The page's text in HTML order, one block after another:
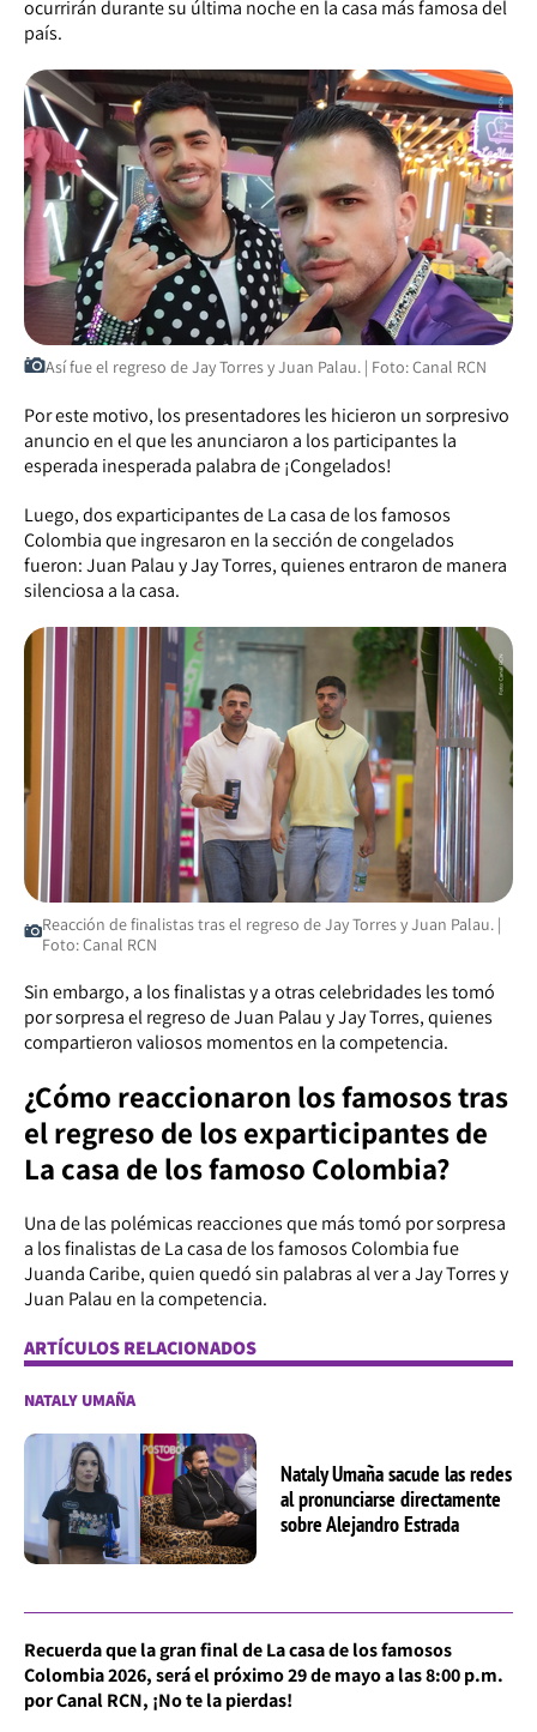
ocurrirán durante su última noche en la casa más famosa del
país.
Así fue el regreso de Jay Torres y Juan Palau. | Foto: Canal RCN
Por este motivo, los presentadores les hicieron un sorpresivo
anuncio en el que les anunciaron a los participantes la
esperada inesperada palabra de ¡Congelados!
Luego, dos exparticipantes de La casa de los famosos
Colombia que ingresaron en la sección de congelados
fueron: Juan Palau y Jay Torres, quienes entraron de manera
silenciosa a la casa.
Reacción de finalistas tras el regreso de Jay Torres y Juan Palau. |
Foto: Canal RCN
Sin embargo, a los finalistas y a otras celebridades les tomó
por sorpresa el regreso de Juan Palau y Jay Torres, quienes
compartieron valiosos momentos en la competencia.
¿Cómo reaccionaron los famosos tras
el regreso de los exparticipantes de
La casa de los famoso Colombia?
Una de las polémicas reacciones que más tomó por sorpresa
a los finalistas de La casa de los famosos Colombia fue
Juanda Caribe, quien quedó sin palabras al ver a Jay Torres y
Juan Palau en la competencia.
ARTÍCULOS RELACIONADOS
NATALY UMAÑA
Nataly Umaña sacude las redes
al pronunciarse directamente
sobre Alejandro Estrada
Recuerda que la gran final de La casa de los famosos
Colombia 2026, será el próximo 29 de mayo a las 8:00 p.m.
por Canal RCN, ¡No te la pierdas!